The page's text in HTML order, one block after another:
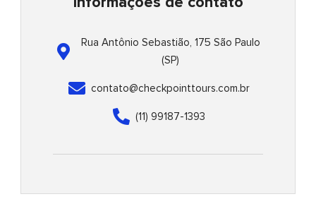
Rua Antônio Sebastião, 175 São Paulo
(SP)
contato@checkpointtours.com.br
(11) 99187-1393